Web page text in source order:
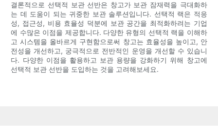
결론적으로 선택적 보관 선반은 창고가 보관 잠재력을 극대화하
는 데 도움이 되는 귀중한 보관 솔루션입니다. 선택적 랙은 적응
성, 접근성, 비용 효율성 덕분에 보관 공간을 최적화하려는 기업
에 수많은 이점을 제공합니다. 다양한 유형의 선택적 랙을 이해하
고 시스템을 올바르게 구현함으로써 창고는 효율성을 높이고, 안
전성을 개선하고, 궁극적으로 전반적인 운영을 개선할 수 있습니
다. 다양한 이점을 활용하고 보관 용량을 강화하기 위해 창고에
선택적 보관 선반을 도입하는 것을 고려해보세요.